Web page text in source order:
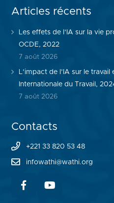
Articles récents
Les effets de l’IA sur la vie
OCDE, 2022
7 août 2026
L’impact de l’IA sur le
Internationale du Travail,
7 août 2026
Contacts
+221 33 820 53 48
infowathi@wathi.org